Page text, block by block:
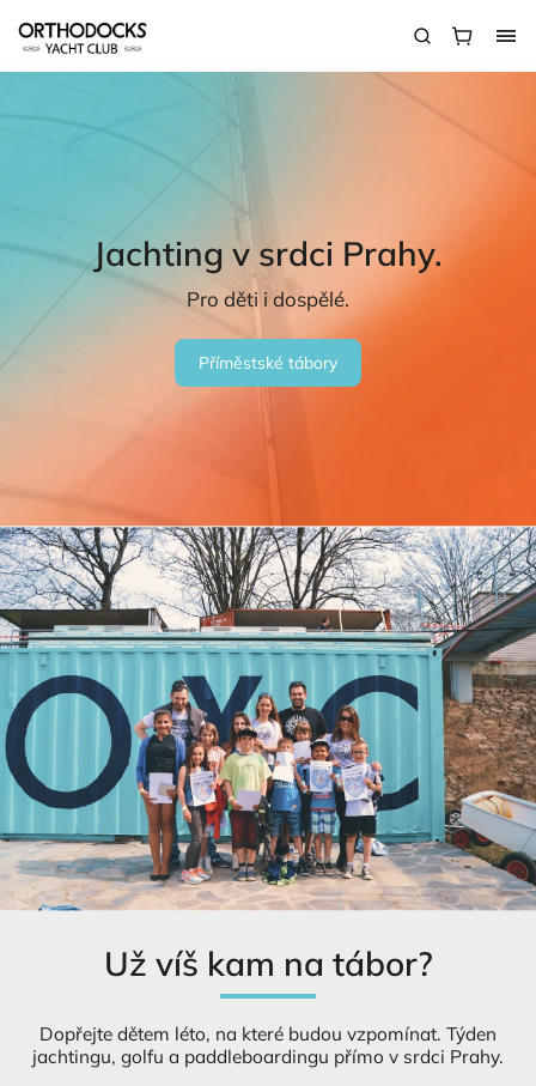
Jachting v srdci Prahy.
Pro děti i dospělé.
Příměstské tábory
Už víš kam na tábor?
Dopřejte dětem léto, na které budou vzpomínat. Týden
jachtingu, golfu a paddleboardingu přímo v srdci Prahy.